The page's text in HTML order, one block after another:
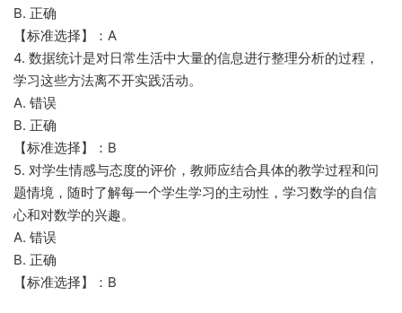
B. 正确
【标准选择】：A
4. 数据统计是对日常生活中大量的信息进行整理分析的过程，
学习这些方法离不开实践活动。
A. 错误
B. 正确
【标准选择】：B
5. 对学生情感与态度的评价，教师应结合具体的教学过程和问
题情境，随时了解每一个学生学习的主动性，学习数学的自信
心和对数学的兴趣。
A. 错误
B. 正确
【标准选择】：B